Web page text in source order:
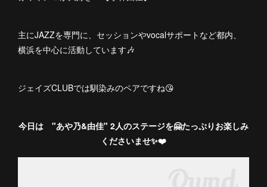
主にJAZZを専門に、セッションやvocalサポートなど都内、
横浜を中心に活動しています🎶
ジェイズCLUBでは馴染みのペアですね😘
今日は "あや乃&由佳" 2人のステージを🤗たっぷりお楽しみ
くださいませ✨❤️